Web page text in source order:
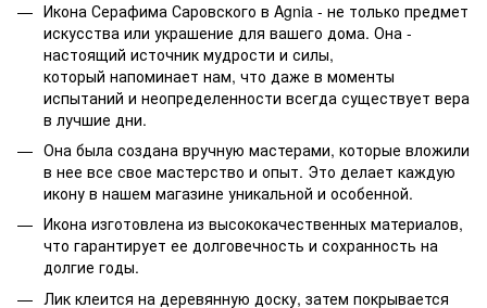
Икона Серафима Саровского в Agnia - не только предмет
искусства или украшение для вашего дома. Она -
настоящий источник мудрости и силы,
который напоминает нам, что даже в моменты
испытаний и неопределенности всегда существует вера
в лучшие дни.
Она была создана вручную мастерами, которые вложили
в нее все свое мастерство и опыт. Это делает каждую
икону в нашем магазине уникальной и особенной.
Икона изготовлена из высококачественных материалов,
что гарантирует ее долговечность и сохранность на
долгие годы.
Лик клеится на деревянную доску, затем покрывается